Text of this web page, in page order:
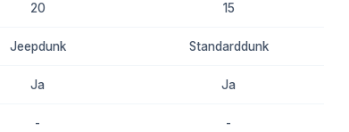
20 15
Jeepdunk Standarddunk
Ja Ja
- -